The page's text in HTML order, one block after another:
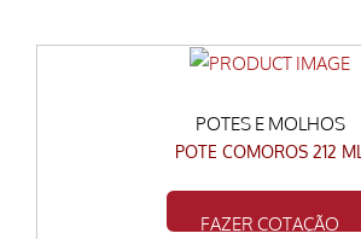
POTES E MOLHOS
POTE COMOROS 212 ML
FAZER COTAÇÃO